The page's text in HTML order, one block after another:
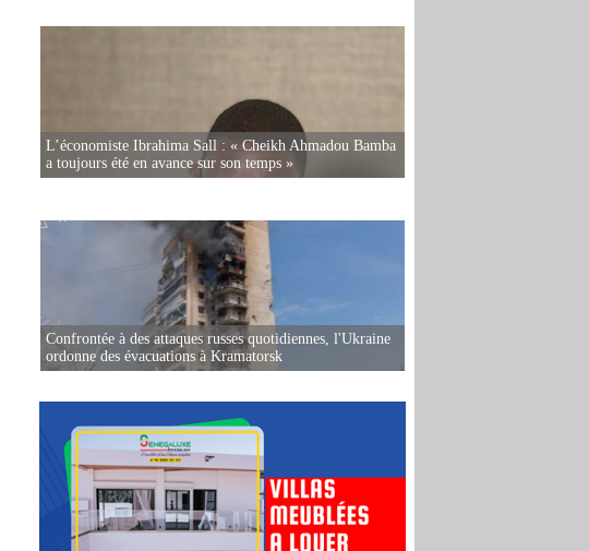
L’économiste Ibrahima Sall : « Cheikh Ahmadou Bamba
a toujours été en avance sur son temps »
Confrontée à des attaques russes quotidiennes, l'Ukraine
ordonne des évacuations à Kramatorsk